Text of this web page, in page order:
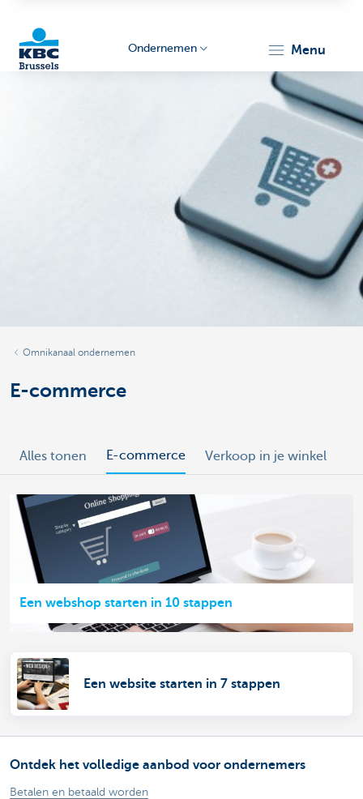
Ondernemen menu
Omnikanaal ondernemen
E-commerce
Alles tonen E-commerce Verkoop in je winkel
Een webshop starten in 10 stappen
Een website starten in 7 stappen
Ontdek het volledige aanbod voor ondernemers
Betalen en betaald worden